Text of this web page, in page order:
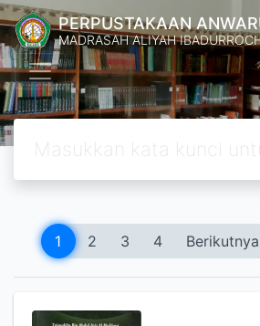
PERPUSTAKAAN
MADRASAH ALIYAH
1 2 3 4 Berikutnya